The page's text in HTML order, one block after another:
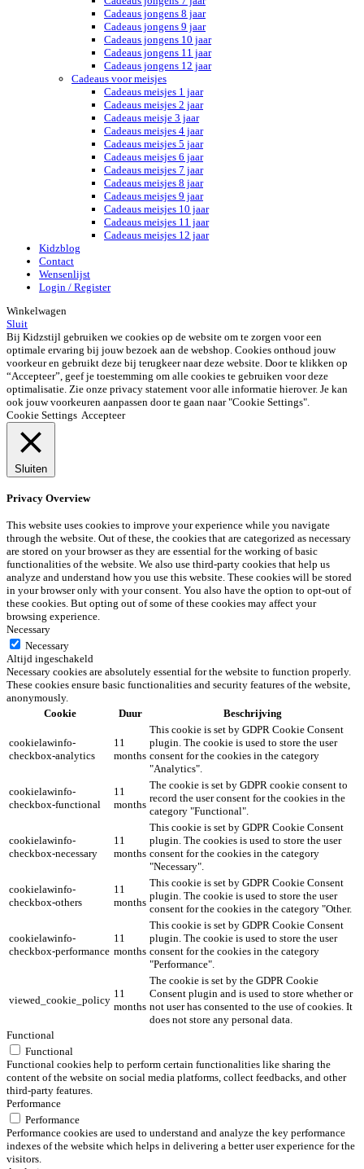
Cadeaus jongens 8 jaar
Cadeaus jongens 9 jaar
Cadeaus jongens 10 jaar
Cadeaus jongens 11 jaar
Cadeaus jongens 12 jaar
Cadeaus voor meisjes
Cadeaus meisjes 1 jaar
Cadeaus meisjes 2 jaar
Cadeaus meisje 3 jaar
Cadeaus meisjes 4 jaar
Cadeaus meisjes 5 jaar
Cadeaus meisjes 6 jaar
Cadeaus meisjes 7 jaar
Cadeaus meisjes 8 jaar
Cadeaus meisjes 9 jaar
Cadeaus meisjes 10 jaar
Cadeaus meisjes 11 jaar
Cadeaus meisjes 12 jaar
Kidzblog
Contact
Wensenlijst
Login / Register
Winkelwagen
Sluit
Bij Kidzstijl gebruiken we cookies op de website om te zorgen voor een
optimale ervaring bij jouw bezoek aan de webshop. Cookies onthoud jouw
voorkeur en gebruikt deze bij terugkeer naar deze website. Door te klikken op
“Accepteer”, geef je toestemming om alle cookies te gebruiken voor deze
optimalisatie. Zie onze privacy statement voor alle informatie hierover. Je kan
ook jouw voorkeuren aanpassen door te gaan naar "Cookie Settings".
Cookie Settings Accepteer
Sluiten
Privacy Overview
This website uses cookies to improve your experience while you navigate
through the website. Out of these, the cookies that are categorized as necessary
are stored on your browser as they are essential for the working of basic
functionalities of the website. We also use third-party cookies that help us
analyze and understand how you use this website. These cookies will be stored
in your browser only with your consent. You also have the option to opt-out of
these cookies. But opting out of some of these cookies may affect your
browsing experience.
Necessary
Necessary
Altijd ingeschakeld
Necessary cookies are absolutely essential for the website to function properly.
These cookies ensure basic functionalities and security features of the website,
anonymously.
Cookie
Duur Beschrijving
cookielawinfo-
checkbox-analytics
11
months
This cookie is set by GDPR Cookie Consent
plugin. The cookie is used to store the user
consent for the cookies in the category
"Analytics".
cookielawinfo-
checkbox-functional
11
months
The cookie is set by GDPR cookie consent to
record the user consent for the cookies in the
category "Functional".
cookielawinfo-
checkbox-necessary
11
months
This cookie is set by GDPR Cookie Consent
plugin. The cookies is used to store the user
consent for the cookies in the category
"Necessary".
cookielawinfo-
checkbox-others
11
months
This cookie is set by GDPR Cookie Consent
plugin. The cookie is used to store the user
consent for the cookies in the category "Other.
cookielawinfo-
checkbox-performance
11
months
This cookie is set by GDPR Cookie Consent
plugin. The cookie is used to store the user
consent for the cookies in the category
"Performance".
viewed_cookie_policy
11
months
The cookie is set by the GDPR Cookie
Consent plugin and is used to store whether or
not user has consented to the use of cookies. It
does not store any personal data.
Functional
Functional
Functional cookies help to perform certain functionalities like sharing the
content of the website on social media platforms, collect feedbacks, and other
third-party features.
Performance
Performance
Performance cookies are used to understand and analyze the key performance
indexes of the website which helps in delivering a better user experience for the
visitors.